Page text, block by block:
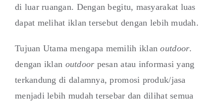
di luar ruangan. Dengan begitu, masyarakat luas
dapat melihat iklan tersebut dengan lebih mudah.
Tujuan Utama mengapa memilih iklanoutdoor.
dengan iklan outdoor pesan atau informasi yang
terkandung di dalamnya, promosi produk/jasa
menjadi lebih mudah tersebar dan dilihat semua